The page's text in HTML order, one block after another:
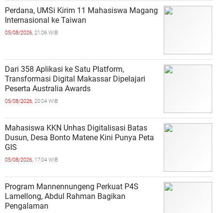
Perdana, UMSi Kirim 11 Mahasiswa Magang
Internasional ke Taiwan
05/08/2026, 21:06 WIB
Dari 358 Aplikasi ke Satu Platform,
Transformasi Digital Makassar Dipelajari
Peserta Australia Awards
05/08/2026, 20:04 WIB
Mahasiswa KKN Unhas Digitalisasi Batas
Dusun, Desa Bonto Matene Kini Punya Peta
GIS
05/08/2026, 17:04 WIB
Program Mannennungeng Perkuat P4S
Lamellong, Abdul Rahman Bagikan
Pengalaman